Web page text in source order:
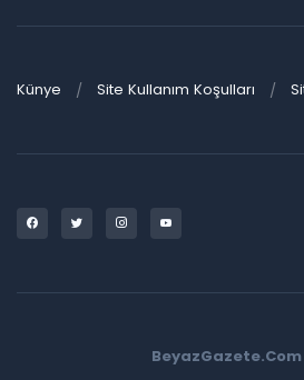
Künye Site Kullanım Koşulları
BeyazGazete.Com